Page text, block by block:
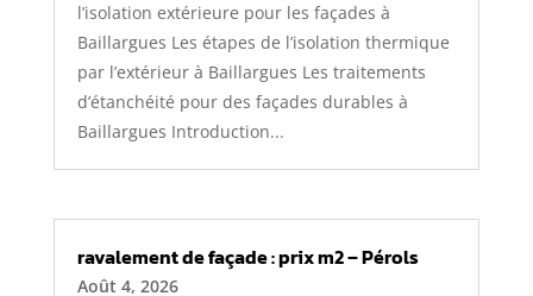
l’isolation extérieure pour les façades à
Baillargues Les étapes de l’isolation thermique
par l’extérieur à Baillargues Les traitements
d’étanchéité pour des façades durables à
Baillargues Introduction...
ravalement de façade : prix m2 – Pérols
Août 4, 2026